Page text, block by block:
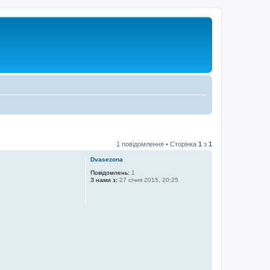
1 повідомлення • Сторінка 1 з 1
Dvasezona
Повідомлень: 1
З нами з: 27 січня 2015, 20:25